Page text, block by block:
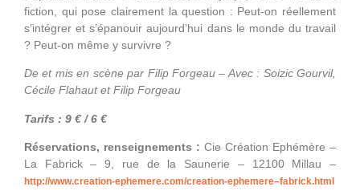
fiction, qui pose clairement la question : Peut-on réellement
s’intégrer et s’épanouir aujourd’hui dans le monde du travail
? Peut-on même y survivre ?
De et mis en scène par Filip Forgeau – Avec : Soizic Gourvil,
Cécile Flahaut et Filip Forgeau
Tarifs : 9 € / 6 €
Réservations, renseignements : Cie Création Ephémère –
La Fabrick – 9, rue de la Saunerie – 12100 Millau –
http://www.creation-ephemere.com/creation-ephemere–fabrick.html